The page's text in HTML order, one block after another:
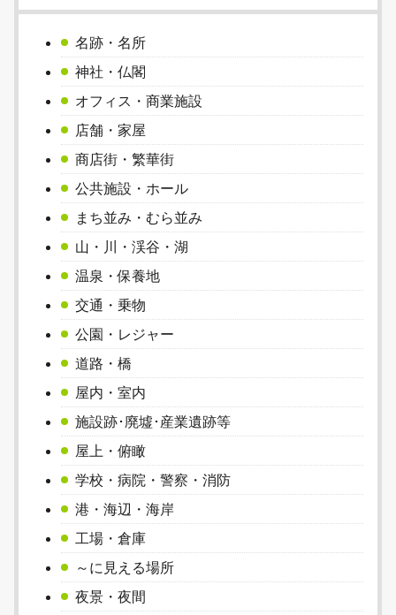
名跡・名所
神社・仏閣
オフィス・商業施設
店舗・家屋
商店街・繁華街
公共施設・ホール
まち並み・むら並み
山・川・渓谷・湖
温泉・保養地
交通・乗物
公園・レジャー
道路・橋
屋内・室内
施設跡･廃墟･産業遺跡等
屋上・俯瞰
学校・病院・警察・消防
港・海辺・海岸
工場・倉庫
～に見える場所
夜景・夜間